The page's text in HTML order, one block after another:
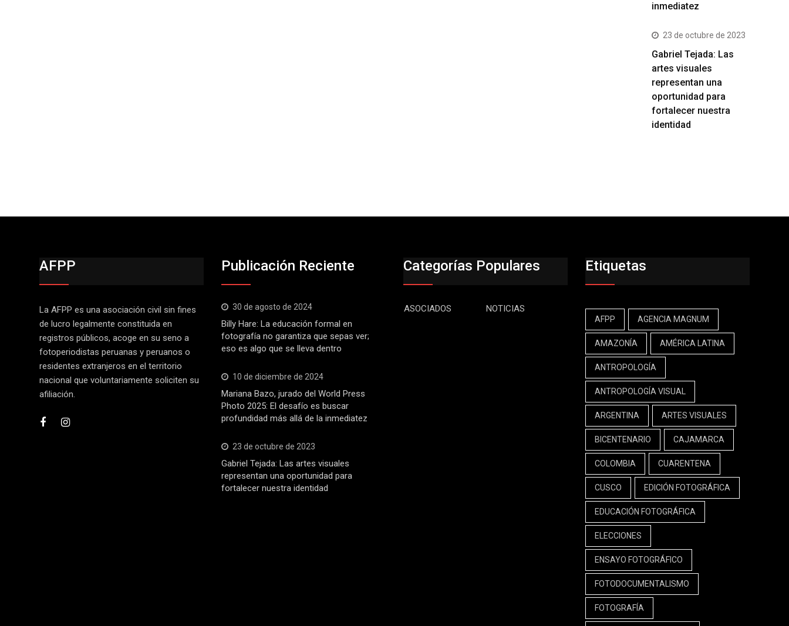
inmediatez
23 de octubre de 2023
Gabriel Tejada: Las
artes visuales
representan una
oportunidad para
fortalecer nuestra
identidad
AFPP
La AFPP es una asociación civil sin fines
de lucro legalmente constituida en
registros públicos, acoge en su seno a
fotoperiodistas peruanas y peruanos o
residentes extranjeros en el territorio
nacional que voluntariamente soliciten su
afiliación.
Publicación Reciente
30 de agosto de 2024
Billy Hare: La educación formal en
fotografía no garantiza que sepas ver;
eso es algo que se lleva dentro
10 de diciembre de 2024
Mariana Bazo, jurado del World Press
Photo 2025: El desafío es buscar
profundidad más allá de la inmediatez
23 de octubre de 2023
Gabriel Tejada: Las artes visuales
representan una oportunidad para
fortalecer nuestra identidad
Categorías Populares
ASOCIADOS NOTICIAS
Etiquetas
AFPP AGENCIA MAGNUM
AMAZONÍA AMÉRICA LATINA
ANTROPOLOGÍA
ANTROPOLOGÍA VISUAL
ARGENTINA ARTES VISUALES
BICENTENARIO CAJAMARCA
COLOMBIA CUARENTENA
CUSCO EDICIÓN FOTOGRÁFICA
EDUCACIÓN FOTOGRÁFICA
ELECCIONES
ENSAYO FOTOGRÁFICO
FOTODOCUMENTALISMO
FOTOGRAFÍA